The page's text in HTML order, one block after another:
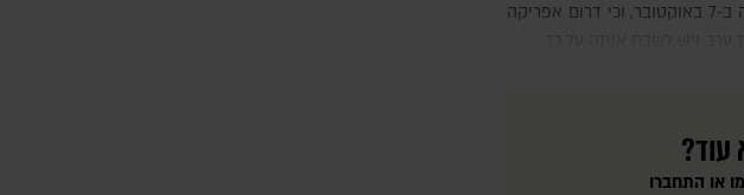
המשך ישיר להתקפה על יישובי עוטף עזה ב-7 באוקטובר, וכי דרום אפריקה
עוד?
או התחברו